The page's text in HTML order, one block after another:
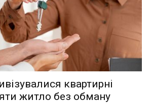
квартирні
житло без обману